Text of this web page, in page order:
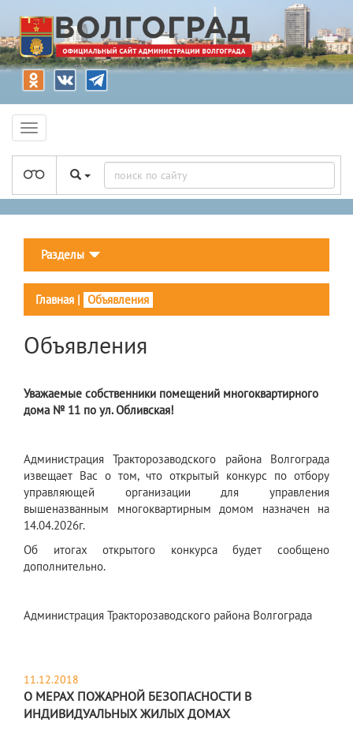
Разделы
Главная | Объявления
Объявления
Уважаемые собственники помещений многоквартирного
дома № 11 по ул. Обливская!
Администрация Тракторозаводского района Волгограда
извещает Вас о том, что открытый конкурс по отбору
управляющей организации для управления
вышеназванным многоквартирным домом назначен на
14.04.2026г.
Об итогах открытого конкурса будет сообщено
дополнительно.
Администрация Тракторозаводского района Волгограда
11.12.2018
О МЕРАХ ПОЖАРНОЙ БЕЗОПАСНОСТИ В
ИНДИВИДУАЛЬНЫХ ЖИЛЫХ ДОМАХ